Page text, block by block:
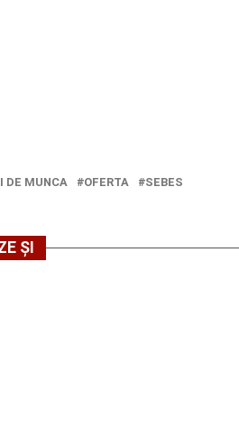
DE MUNCA OFERTA SEBES
ȘI